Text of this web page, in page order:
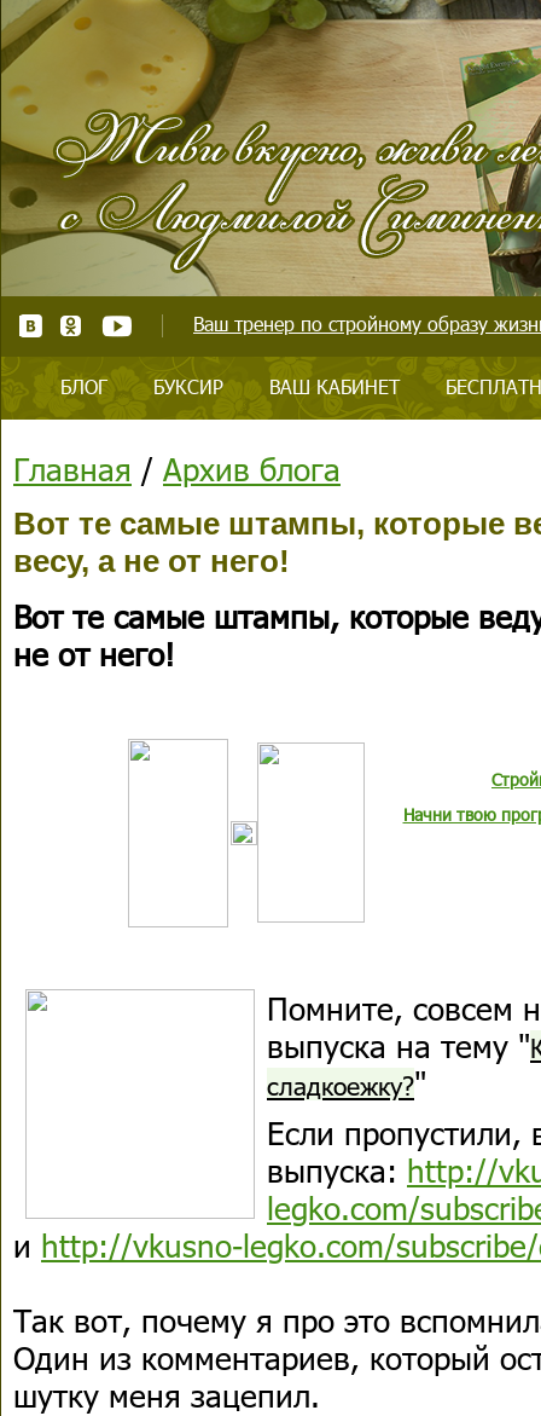
Ваш тренер по стройному образу
БЛОГ БУКСИР ВАШ КАБИНЕТ
Главная / Архив блога
Вот те самые штампы, которые
весу, а не от него!
Вот те самые штампы, которые
не от него!
Начни твою
Помните, совсем
выпуска на тему "
сладкоежку?"
Если пропустили,
выпуска: http://
legko.com/
и http://vkusno-legko.com/
Так вот, почему я про это
Один из комментариев, который
шутку меня зацепил.